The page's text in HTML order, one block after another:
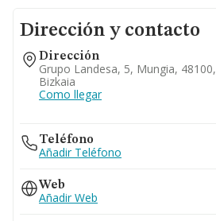
Dirección y contacto
Dirección
Grupo Landesa, 5, Mungia, 48100,
Bizkaia
Como llegar
Teléfono
Añadir Teléfono
Web
Añadir Web